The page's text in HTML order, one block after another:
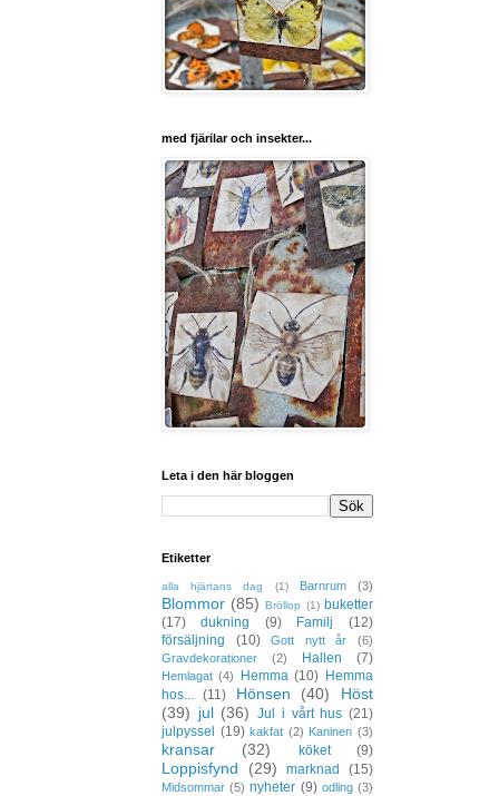
med fjärilar och insekter...
Leta i den här bloggen
Etiketter
alla hjärtans dag (1) Barnrum (3)
Blommor (85) Bröllop (1) buketter
(17)
dukning (9) Familj
(12)
försäljning
(10) Gott nytt år
(6)
Gravdekorationer
(2) Hallen (7)
Hemlagat (4) Hemma (10) Hemma
hos...
(11) Hönsen (40)
Höst
(39) jul (36) Jul i vårt hus (21)
julpyssel
(19) kakfat (2) Kaninen (3)
kransar (32) köket (9)
Loppisfynd (29) marknad (15)
Midsommar (5) nyheter (9) odling (3)